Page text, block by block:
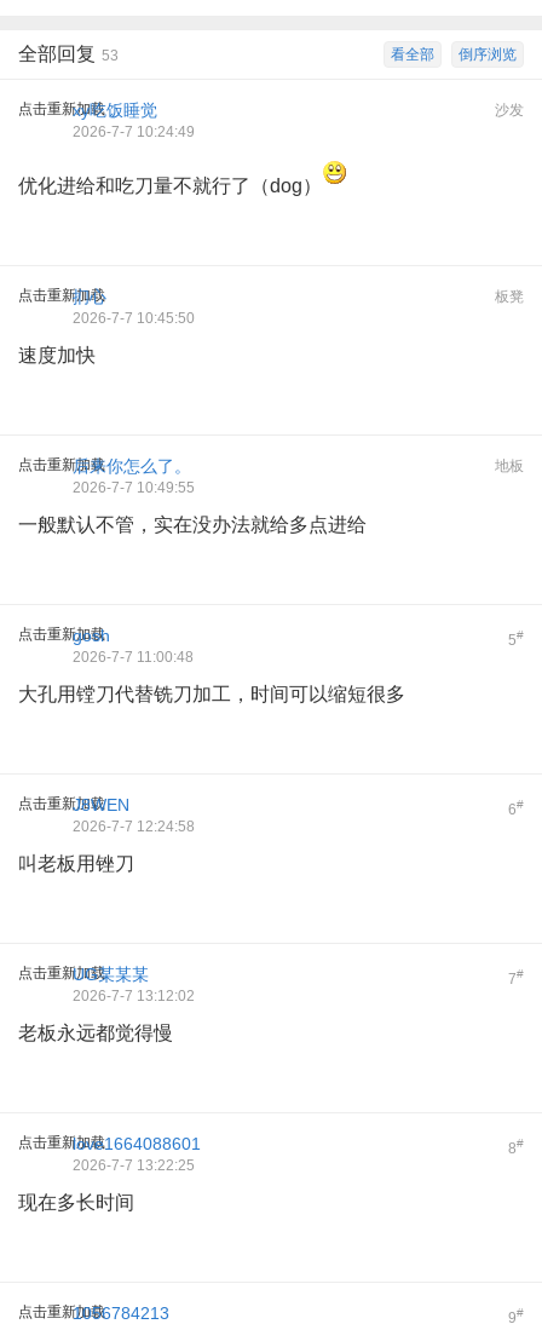
倒序浏览
看全部
全部回复 53
点击重新加载 沙发
xy吃饭睡觉
2026-7-7 10:24:49
优化进给和吃刀量不就行了（dog）
点击重新加载 板凳
扪心
2026-7-7 10:45:50
速度加快
点击重新加载 地板
后来你怎么了。
2026-7-7 10:49:55
一般默认不管，实在没办法就给多点进给
点击重新加载 5#
gosh
2026-7-7 11:00:48
大孔用镗刀代替铣刀加工，时间可以缩短很多
点击重新加载 6#
J8WEN
2026-7-7 12:24:58
叫老板用锉刀
点击重新加载 7#
UG某某某
2026-7-7 13:12:02
老板永远都觉得慢
点击重新加载 8#
love1664088601
2026-7-7 13:22:25
现在多长时间
点击重新加载 9#
1056784213